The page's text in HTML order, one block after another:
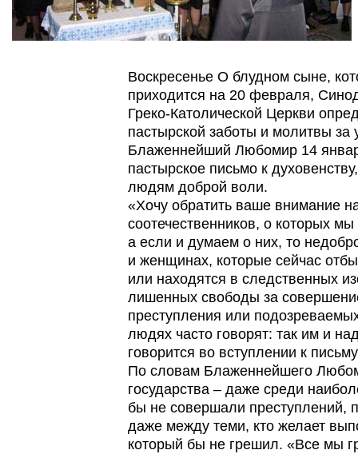
Воскресенье О блудном сыне,
приходится на 20 февраля,
Греко-Католической Церкви
пастырской заботы и молитвы за
Блаженнейший Любомир 14
пастырское письмо к
людям доброй воли.
«Хочу обратить ваше внимание
соотечественников, о которых
а если и думаем о них, то
и женщинах, которые сейчас
или находятся в следственных
лишенных свободы за
преступления или
людях часто говорят: так им и
говорится во вступлении к
По словам Блаженнейшего
государства – даже среди
бы не совершали преступлений,
даже между теми, кто желает
который бы не грешил. «Все мы